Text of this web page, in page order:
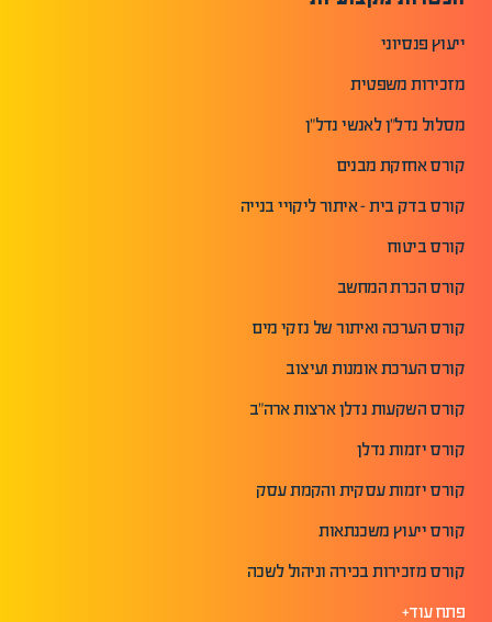
ייעוץ פנסיוני
מזכירות משפטית
מסלול נדל"ן לאנשי נדל"ן
קורס אחזקת מבנים
קורס בדק בית - איתור ליקויי בנייה
קורס ביטוח
קורס הכרת המחשב
קורס הערכה ואיתור של נזקי מים
קורס הערכת אומנות ועיצוב
קורס השקעות נדלן ארצות ארה"ב
קורס יזמות נדלן
קורס יזמות עסקית והקמת עסק
קורס ייעוץ משכנתאות
קורס מזכירות בכירה וניהול לשכה
פתח עוד+